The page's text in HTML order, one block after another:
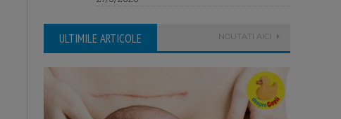
ULTIMILE ARTICOLE NOUTATI AICI